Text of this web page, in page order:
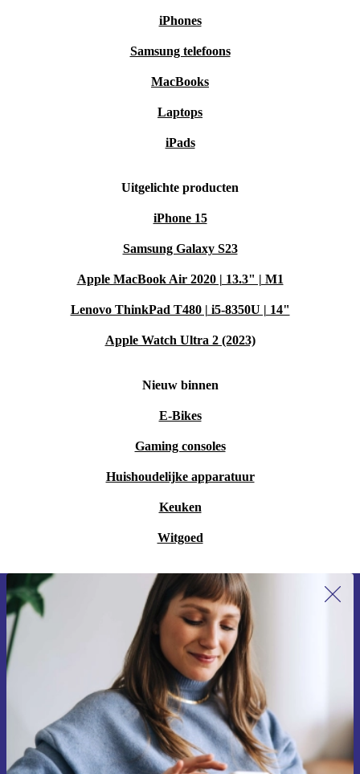
iPhones
Samsung telefoons
MacBooks
Laptops
iPads
Uitgelichte producten
iPhone 15
Samsung Galaxy S23
Apple MacBook Air 2020 | 13.3" | M1
Lenovo ThinkPad T480 | i5-8350U | 14"
Apple Watch Ultra 2 (2023)
Nieuw binnen
E-Bikes
Gaming consoles
Huishoudelijke apparatuur
Keuken
Witgoed
Meld je aan voor onze nieuwsbrief en
ontvang €15 korting!
Mis nooit meer een aanbieding.
Voucher aanvragen
Informatie over het gebruik van persoonsgegevens vind je in ons